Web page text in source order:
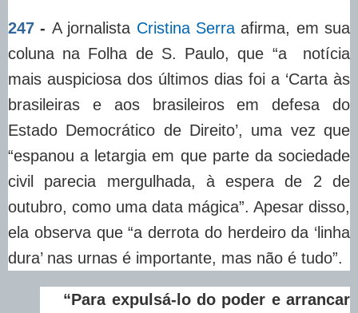
247 - A jornalista Cristina Serraafirma, em sua
coluna na Folha de S. Paulo, que “a notícia
mais auspiciosa dos últimos dias foi a ‘Carta às
brasileiras e aos brasileiros em defesa do
Estado Democrático de Direito’, uma vez que
“espanou a letargia em que parte da sociedade
civil parecia mergulhada, à espera de 2 de
outubro, como uma data mágica”. Apesar disso,
ela observa que “a derrota do herdeiro da ‘linha
dura’ nas urnas é importante, mas não é tudo”.
“Para expulsá-lo do poder e arrancar